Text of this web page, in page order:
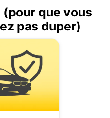
que vous
pas duper)